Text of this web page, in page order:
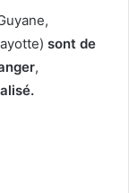
sont de
,